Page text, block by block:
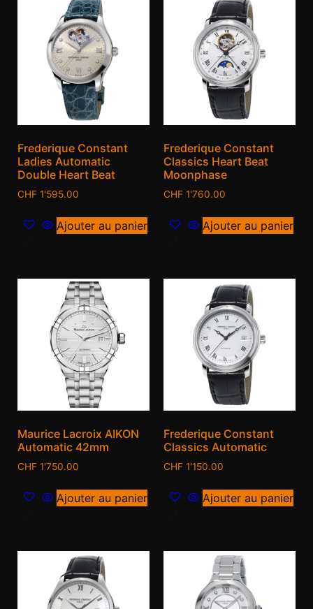
Frederique Constant
Ladies Automatic
Double Heart Beat
CHF 1'595.00
Ajouter au panier
Frederique Constant
Classics Heart Beat
Moonphase
CHF 1'760.00
Ajouter au panier
Maurice Lacroix AIKON
Automatic 42mm
CHF 1'750.00
Ajouter au panier
Frederique Constant
Classics Automatic
CHF 1'150.00
Ajouter au panier